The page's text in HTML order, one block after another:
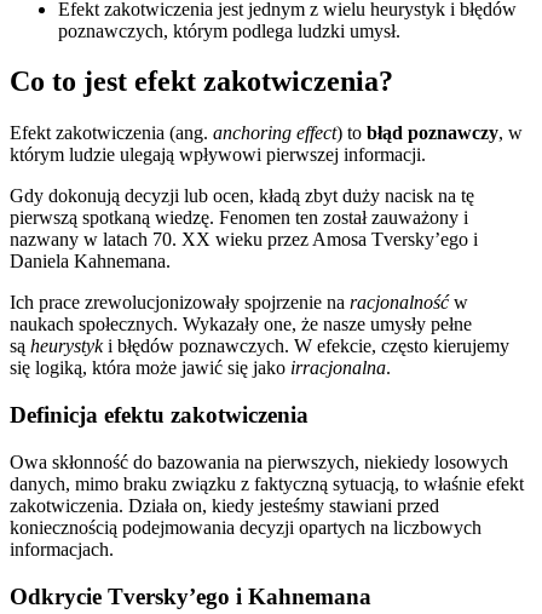
Efekt zakotwiczenia jest jednym z wielu heurystyk i błędów
poznawczych, którym podlega ludzki umysł.
Co to jest efekt zakotwiczenia?
Efekt zakotwiczenia (ang. anchoring effect) to błąd poznawczy, w
którym ludzie ulegają wpływowi pierwszej informacji.
Gdy dokonują decyzji lub ocen, kładą zbyt duży nacisk na tę
pierwszą spotkaną wiedzę. Fenomen ten został zauważony i
nazwany w latach 70. XX wieku przez Amosa Tversky’ego i
Daniela Kahnemana.
Ich prace zrewolucjonizowały spojrzenie na racjonalnośćw
naukach społecznych. Wykazały one, że nasze umysły pełne
są heurystyki błędów poznawczych. W efekcie, często kierujemy
się logiką, która może jawić się jako irracjonalna.
Definicja efektu zakotwiczenia
Owa skłonność do bazowania na pierwszych, niekiedy losowych
danych, mimo braku związku z faktyczną sytuacją, to właśnie efekt
zakotwiczenia. Działa on, kiedy jesteśmy stawiani przed
koniecznością podejmowania decyzji opartych na liczbowych
informacjach.
Odkrycie Tversky’ego i Kahnemana